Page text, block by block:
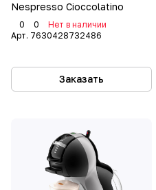
Nespresso Cioccolatino
0 0
Нет в наличии
Арт. 7630428732486
Заказать